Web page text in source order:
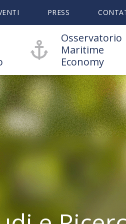
PRESS
Osservatorio
Maritime
Economy